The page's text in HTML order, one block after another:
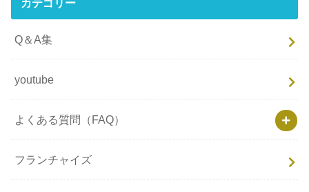
カテゴリー
Q＆A集
youtube
よくある質問（FAQ）
フランチャイズ